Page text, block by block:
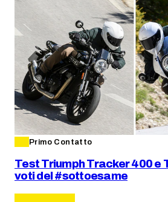
Primo Contatto
Test Triumph Tracker 400 e
voti del #sottoesame